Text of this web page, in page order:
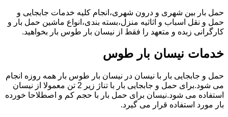
حمل بار بین شهری و درون شهری،انجام کلیه خدمات جابجایی و
حمل و نقل اسباب و اثاثیه منزل،بسته بندی،انواع ماشین حمل بار و
کارگرانی زبده و متعهد را فقط از نیسان بار طوس بار بخواهید.
خدمات نیسان بار طوس
حمل و جابجایی بار با نیسان در نیسان بار طوس بار همه روزه انجام
می شود.برای حمل و جابجایی بار با تناژ زیر 2 تن معمولا از نیسان
استفاده می شود.نیسان برای حمل بار با حجم کم و اصطلاحا خورده
بار مورد استفاده قرار می گیرد.